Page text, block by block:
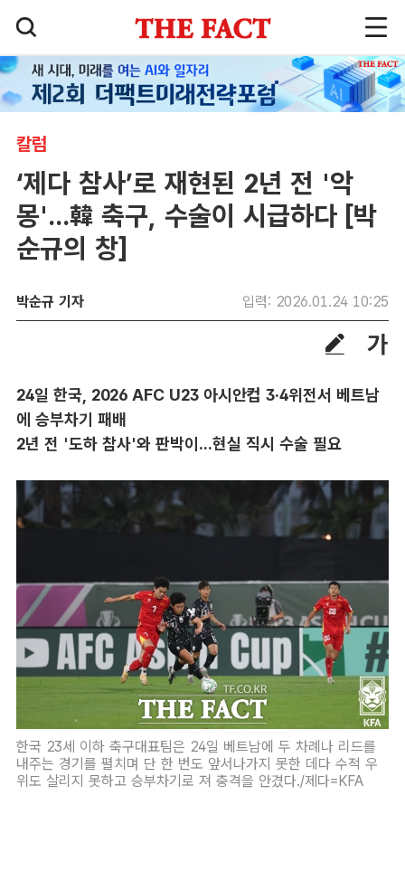
칼럼
‘제다 참사’로 재현된 2년 전 '악
몽'...韓 축구, 수술이 시급하다 [박
순규의 창]
박순규 기자 입력: 2026.01.24 10:25
24일 한국, 2026 AFC U23 아시안컵 3·4위전서 베트남
에 승부차기 패배
2년 전 '도하 참사'와 판박이...현실 직시 수술 필요
한국 23세 이하 축구대표팀은 24일 베트남에 두 차례나 리드를
내주는 경기를 펼치며 단 한 번도 앞서나가지 못한 데다 수적 우
위도 살리지 못하고 승부차기로 져 충격을 안겼다./제다=KFA